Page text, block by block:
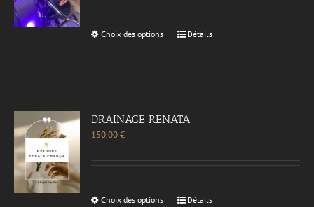
Choix des options Détails
DRAINAGE RENATA
150,00€
Choix des options Détails